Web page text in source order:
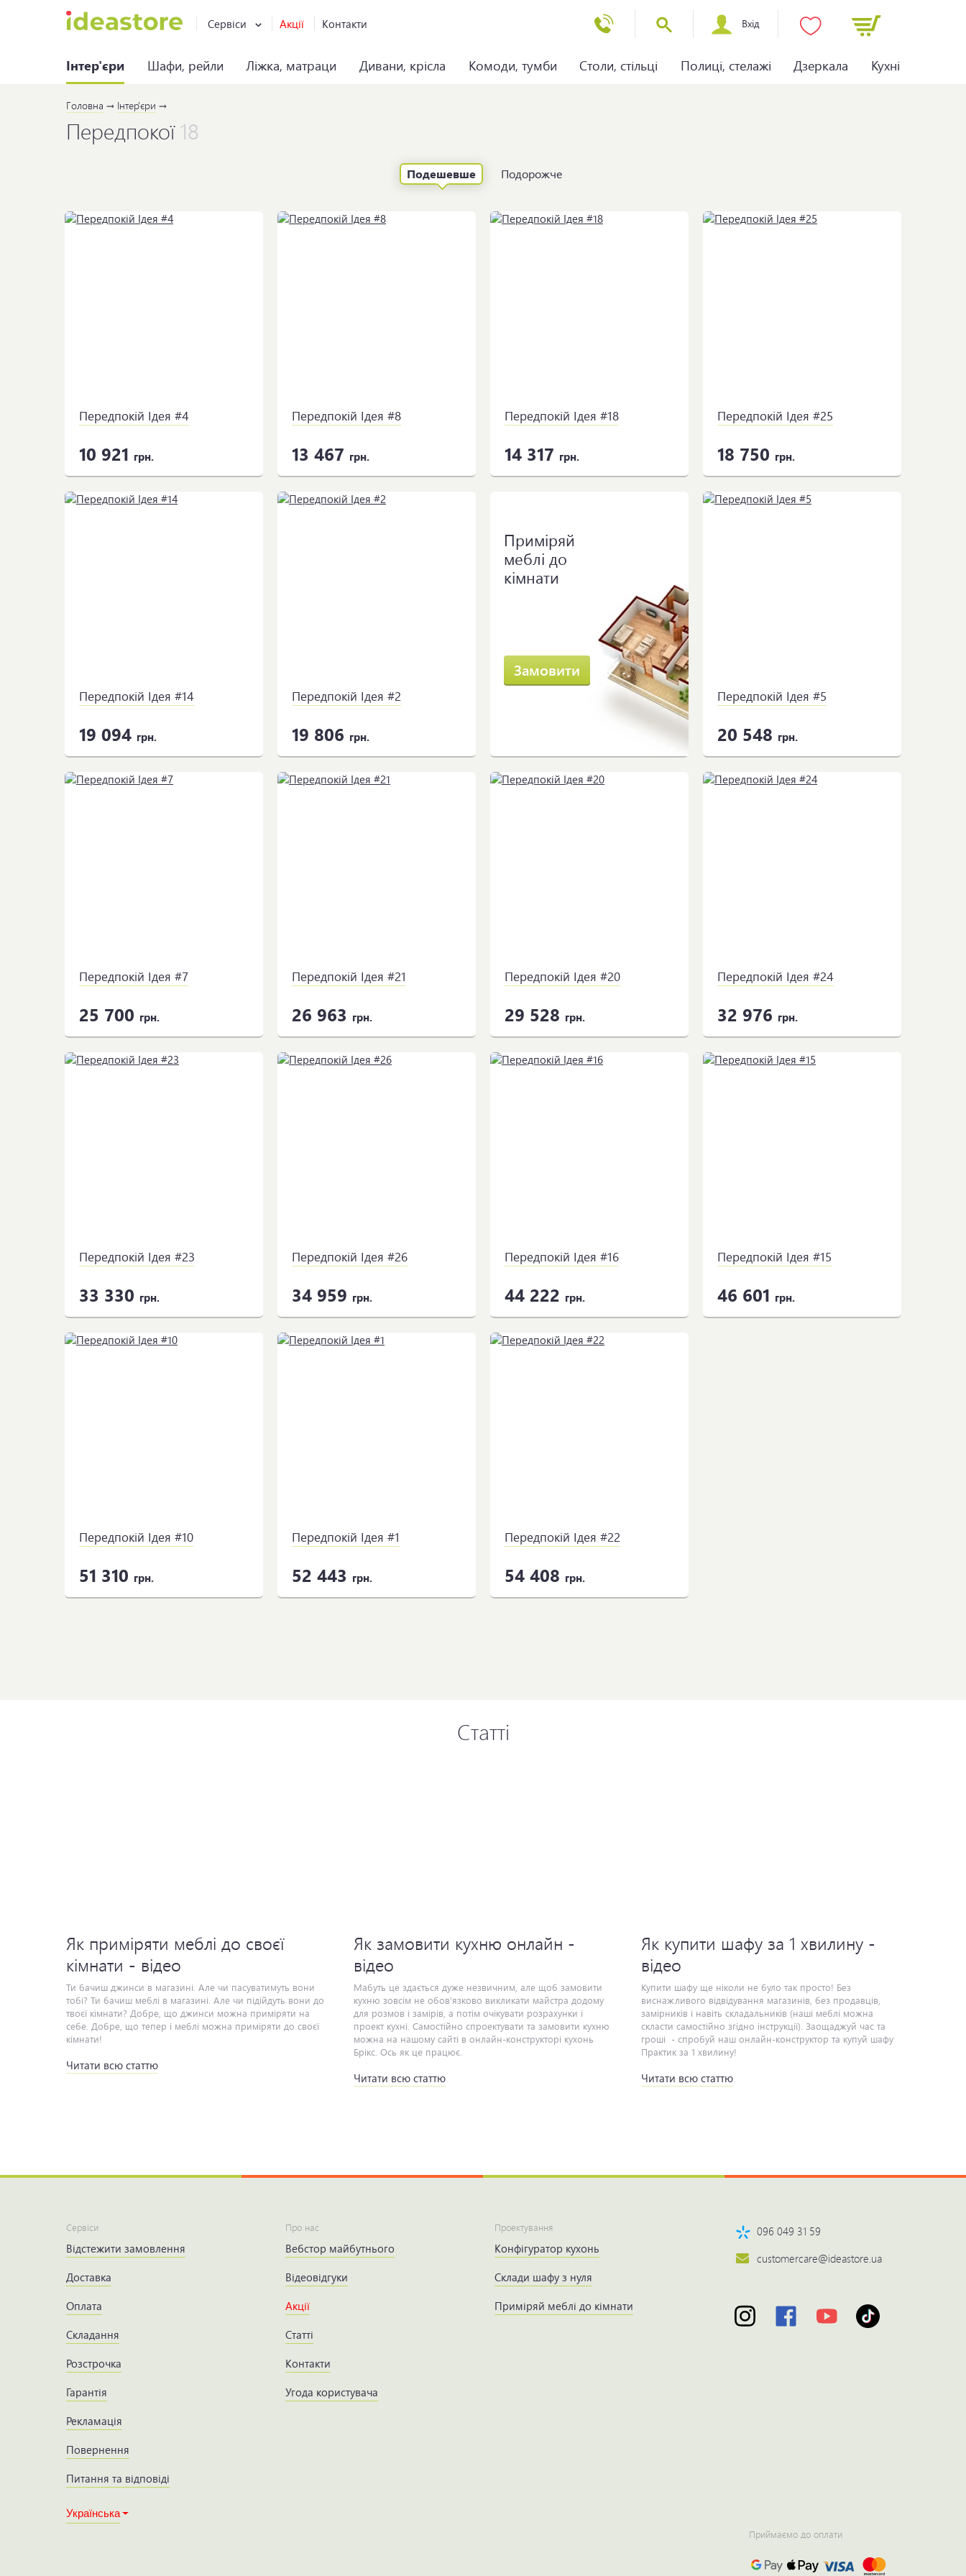
Сервіси Акції Контакти Вхід
Інтер'єри Шафи, рейли Ліжка, матраци Дивани, крісла Комоди, тумби Столи, стільці Полиці, стелажі Дзеркала Кухні
Головна Інтер'єри
Передпокої 18
Подешевше Подорожче
Передпокій Ідея #4
10 921 грн.
Передпокій Ідея #8
13 467 грн.
Передпокій Ідея #18
14 317 грн.
Передпокій Ідея #25
18 750 грн.
Передпокій Ідея #14
19 094 грн.
Передпокій Ідея #2
19 806 грн.
Приміряй
меблі до
кімнати
Замовити
Передпокій Ідея #5
20 548 грн.
Передпокій Ідея #7
25 700 грн.
Передпокій Ідея #21
26 963 грн.
Передпокій Ідея #20
29 528 грн.
Передпокій Ідея #24
32 976 грн.
Передпокій Ідея #23
33 330 грн.
Передпокій Ідея #26
34 959 грн.
Передпокій Ідея #16
44 222 грн.
Передпокій Ідея #15
46 601 грн.
Передпокій Ідея #10
51 310 грн.
Передпокій Ідея #1
52 443 грн.
Передпокій Ідея #22
54 408 грн.
Статті
Як приміряти меблі до своєї
кімнати - відео
Читати всю статтю
Як замовити кухню онлайн -
відео
Мабуть це здається дуже незвичним, але щоб замовити
кухню зовсім не обов'язково викликати майстра додому
для розмов і замірів, а потім очікувати розрахунки і
проект кухні. Самостійно спроектувати та замовити кухню
можна на нашому сайті в онлайн-конструкторі кухонь
Брікс. Ось як це працює.
Читати всю статтю
Як купити шафу за 1 хвилину -
відео
Купити шафу ще ніколи не було так просто! Без виснажливого відвідування магазинів, без продавців, замірників і навіть складальників (наші меблі можна скласти самостійно згідно інструкції). Заощаджуй час та гроші - спробуй наш онлайн-конструктор та купуй шафу Практик за 1 хвилину!
Читати всю статтю
Сервіси
Відстежити замовлення
Доставка
Оплата
Складання
Розстрочка
Гарантія
Рекламація
Повернення
Питання та відповіді
Про нас
Вебстор майбутнього
Відеовідгуки
Акції
Статті
Контакти
Угода користувача
Проектування
Конфігуратор кухонь
Склади шафу з нуля
Приміряй меблі до кімнати
096 049 31 59
customercare@ideastore.ua
Українська
Приймаємо до оплати